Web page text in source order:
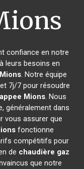
confiance en notre
leurs besoins en
Mions. Notre équipe
7j/7 pour résoudre
Mions. Nous
généralement dans
vous assurer que
fonctionne
compétitifs pour
de chaudière gaz
que notre